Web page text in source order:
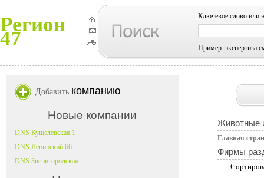
Регион
47
Ключевое слово или
Пример: экспертиза
Животные
Главная
Фирмы
Добавить компанию
Новые компании
DNS Кушелевская 1
DNS Ленинский 66
DNS Звенигородская